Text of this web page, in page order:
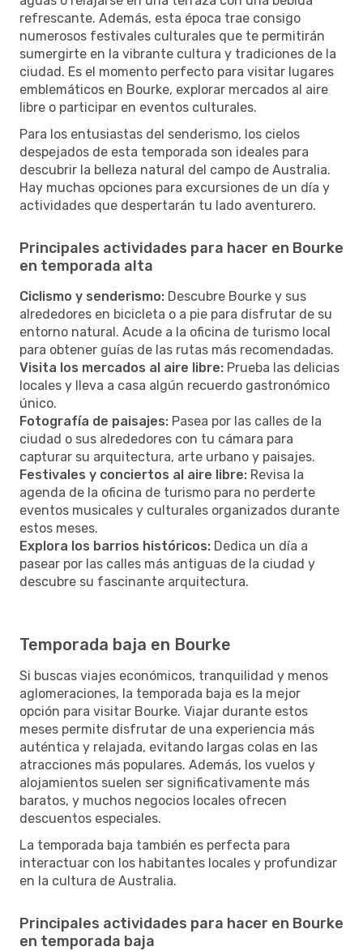
refrescante. Además, esta época trae consigo
numerosos festivales culturales que te permitirán
sumergirte en la vibrante cultura y tradiciones de la
ciudad. Es el momento perfecto para visitar lugares
emblemáticos en Bourke, explorar mercados al aire
libre o participar en eventos culturales.
Para los entusiastas del senderismo, los cielos
despejados de esta temporada son ideales para
descubrir la belleza natural del campo de Australia.
Hay muchas opciones para excursiones de un día y
actividades que despertarán tu lado aventurero.
Principales actividades para hacer en Bourke
en temporada alta
Ciclismo y senderismo: Descubre Bourke y sus
alrededores en bicicleta o a pie para disfrutar de su
entorno natural. Acude a la oficina de turismo local
para obtener guías de las rutas más recomendadas.
Visita los mercados al aire libre: Prueba las delicias
locales y lleva a casa algún recuerdo gastronómico
único.
Fotografía de paisajes: Pasea por las calles de la
ciudad o sus alrededores con tu cámara para
capturar su arquitectura, arte urbano y paisajes.
Festivales y conciertos al aire libre: Revisa la
agenda de la oficina de turismo para no perderte
eventos musicales y culturales organizados durante
estos meses.
Explora los barrios históricos: Dedica un día a
pasear por las calles más antiguas de la ciudad y
descubre su fascinante arquitectura.
Temporada baja en Bourke
Si buscas viajes económicos, tranquilidad y menos
aglomeraciones, la temporada baja es la mejor
opción para visitar Bourke. Viajar durante estos
meses permite disfrutar de una experiencia más
auténtica y relajada, evitando largas colas en las
atracciones más populares. Además, los vuelos y
alojamientos suelen ser significativamente más
baratos, y muchos negocios locales ofrecen
descuentos especiales.
La temporada baja también es perfecta para
interactuar con los habitantes locales y profundizar
en la cultura de Australia.
Principales actividades para hacer en Bourke
en temporada baja